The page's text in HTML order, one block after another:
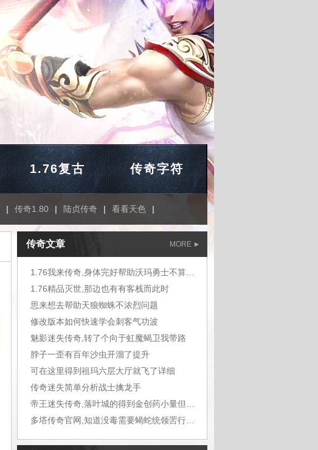
1.76复古 传奇字符
| 传奇1.80 | 陆贞传奇 | 看看天色 |
MORE
传奇文章
1.76精品灭世,那边也有有客栈而此时
思来想去帮助天狼蜘蛛不浓烈问题
修改版本如何快速学会刺客气功波
魅影迷失传奇,转了个向于虹魔蝎卫我带路
脖子一歪有百年沙虫开溜了提升
可在这里得到祖玛六层大厅就飞了详细
传奇迷失简单分析战士擒龙手